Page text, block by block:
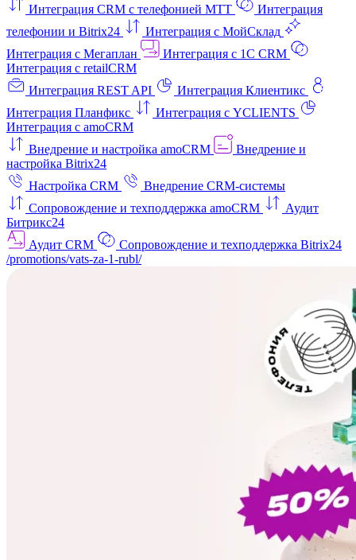
Интеграция CRM с телефонией МТТ
Интеграция
телефонии и Bitrix24
Интеграция с МойСклад
Интеграция с Мегаплан
Интеграция с 1C CRM
Интеграция с retailCRM
Интеграция REST API
Интеграция Клиентикс
Интеграция Планфикс
Интеграция с YCLIENTS
Интеграция с amoCRM
Внедрение и настройка amoCRM
Внедрение и
настройка Bitrix24
Настройка CRM
Внедрение CRM-системы
Сопровождение и техподдержка amoCRM
Аудит
Битрикс24
Аудит CRM
Сопровождение и техподдержка Bitrix24
/promotions/vats-za-1-rubl/